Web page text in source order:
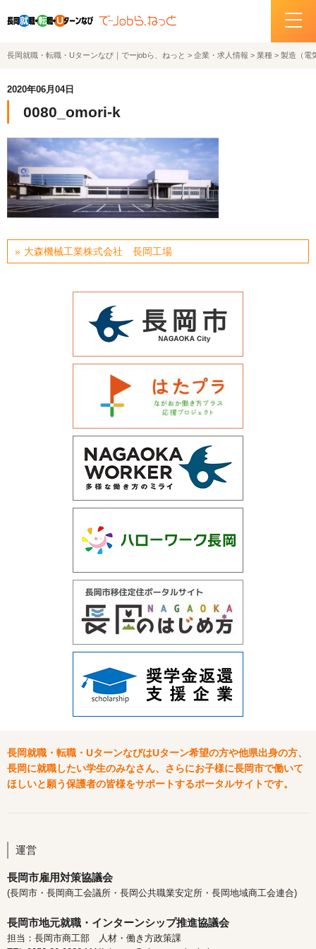
ホーム
企業・求人情報
サポートデスクの紹介
お問い合わせ
関連機関リンク
プライバシーポリシー
長岡就職・転職・Uターンなび｜でーjobら、ねっと > 企業・求人情報 > 業種 > 製造（電
2020年06月04日
0080_omori-k
大森機械工業株式会社 長岡工場
長岡就職・転職・UターンなびはUターン希望の方や他県出身の方、
長岡に就職したい学生のみなさん、さらにお子様に長岡市で働いて
ほしいと願う保護者の皆様をサポートするポータルサイトです。
運営
長岡市雇用対策協議会
(長岡市・長岡商工会議所・長岡公共職業安定所・長岡地域商工会連合)
長岡市地元就職・インターンシップ推進協議会
担当：長岡市商工部 人材・働き方政策課